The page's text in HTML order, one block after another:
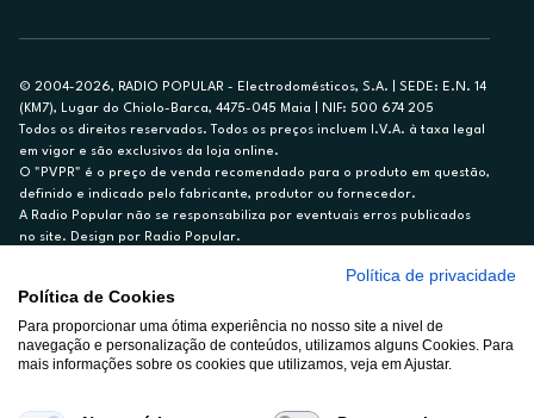
© 2004-2026, RADIO POPULAR - Electrodomésticos, S.A. | SEDE: E.N. 14
(KM7), Lugar do Chiolo-Barca, 4475-045 Maia | NIF: 500 674 205
Todos os direitos reservados. Todos os preços incluem I.V.A. à taxa legal
em vigor e são exclusivos da loja online.
O "PVPR" é o preço de venda recomendado para o produto em questão,
definido e indicado pelo fabricante, produtor ou fornecedor.
A Radio Popular não se responsabiliza por eventuais erros publicados
no site. Design por Radio Popular.
Ex. para limite de crédito de €1.500, reembolsado em 12 meses, TAN
14,79%.
Crédito sujeito a aprovação pelo Cetelem, marca BNP Paribas Personal
Finance, S.A., Sucursal em Portugal. Informe-se no 21 721 90 00 (dias
A Rádio Popular – Eletrodomésticos S.A. (Registo BdP848) atua como
Política de privacidade
Política de Cookies
Para proporcionar uma ótima experiência no nosso site a nivel de
navegação e personalização de conteúdos, utilizamos alguns Cookies. Para
mais informações sobre os cookies que utilizamos, veja em Ajustar.